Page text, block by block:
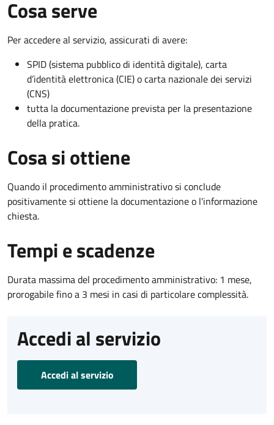
Cosa serve
Per accedere al servizio, assicurati di avere:
SPID (sistema pubblico di identità digitale), carta
d’identità elettronica (CIE) o carta nazionale dei servizi
(CNS)
tutta la documentazione prevista per la presentazione
della pratica.
Cosa si ottiene
Quando il procedimento amministrativo si conclude
positivamente si ottiene la documentazione o l'informazione
chiesta.
Tempi e scadenze
Durata massima del procedimento amministrativo: 1 mese,
prorogabile fino a 3 mesi in casi di particolare complessità.
Accedi al servizio
Accedi al servizio